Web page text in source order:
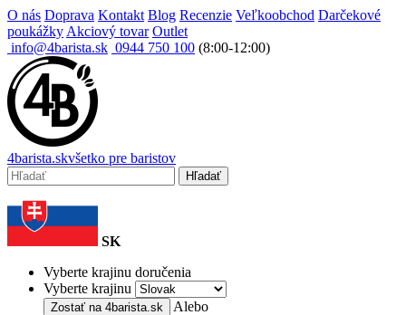
O nás Doprava Kontakt Blog Recenzie Veľkoobchod Darčekové
poukážky Akciový tovar Outlet
info@4barista.sk 0944 750 100 (8:00-12:00)
4barista.skvšetko pre baristov
Hľadať
SK
Vyberte krajinu doručenia
Vyberte krajinu
Zostať na 4barista.sk Alebo